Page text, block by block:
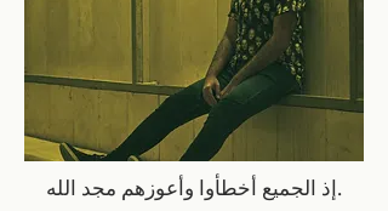
إذ الجميع أخطأوا وأعوزهم مجد الله.